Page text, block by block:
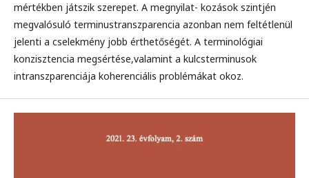
mértékben játszik szerepet. A megnyilat- kozások szintjén
megvalósuló terminustranszparencia azonban nem feltétlenül
jelenti a cselekmény jobb érthetőségét. A terminológiai
konzisztencia megsértése,valamint a kulcsterminusok
intranszparenciája koherenciális problémákat okoz.